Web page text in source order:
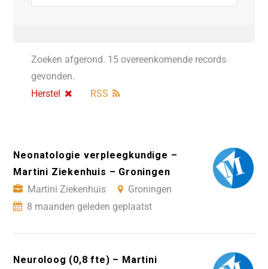
Zoeken afgerond. 15 overeenkomende records
gevonden.
Herstel
RSS
Neonatologie verpleegkundige –
Martini Ziekenhuis – Groningen
Martini Ziekenhuis
Groningen
8 maanden geleden geplaatst
Neuroloog (0,8 fte) – Martini